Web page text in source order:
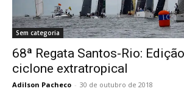
Sem categoria
68ª Regata Santos-Rio:
ciclone extratropical
Adilson Pacheco - 30 de outubro de 2018